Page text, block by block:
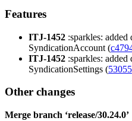
Features
ITJ-1452 :sparkles: added
SyndicationAccount (
ITJ-1452 :sparkles: added
SyndicationSettings (53055
Other changes
Merge branch ‘release/30.24.0’